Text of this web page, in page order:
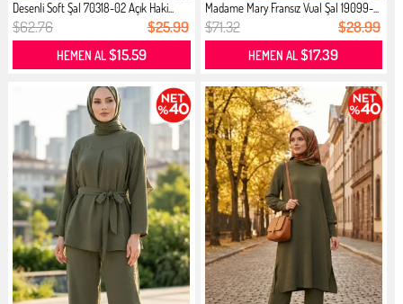
Desenli Soft Şal 70318-02 Açık Haki...
$62.76 $25.99
HEMEN AL$15.59
Madame Mary Fransız Vual Şal 19099-...
$71.32 $28.99
HEMEN AL$17.39